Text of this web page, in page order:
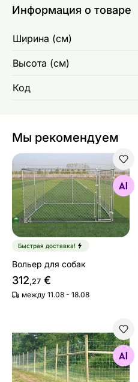
Информация о товаре
Ширина (см)
Высота (см)
Код
Мы рекомендуем
Вольер для собак
Найдите похожие
Быстрая доставка!
Вольер для собак
312,27 €
между 11.08 - 18.08
Ограждение для
Найдите похожие